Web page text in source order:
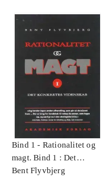
Bind 1 - Rationalitet og
magt. Bind 1 : Det
konkretes videnskab
Bent Flyvbjerg